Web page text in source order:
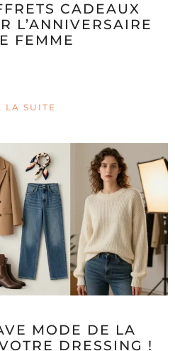
CADEAUX
L’ANNIVERSAIRE
FEMME
LA SUITE
MODE DE LA
DRESSING !